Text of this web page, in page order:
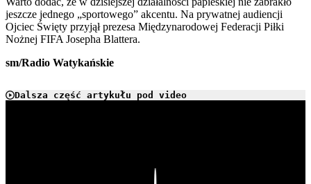
jeszcze jednego „sportowego” akcentu. Na prywatnej audiencji
Ojciec Święty przyjął prezesa Międzynarodowej Federacji Piłki
Nożnej FIFA Josepha Blattera.
sm/Radio Watykańskie
Dalsza część artykułu pod video